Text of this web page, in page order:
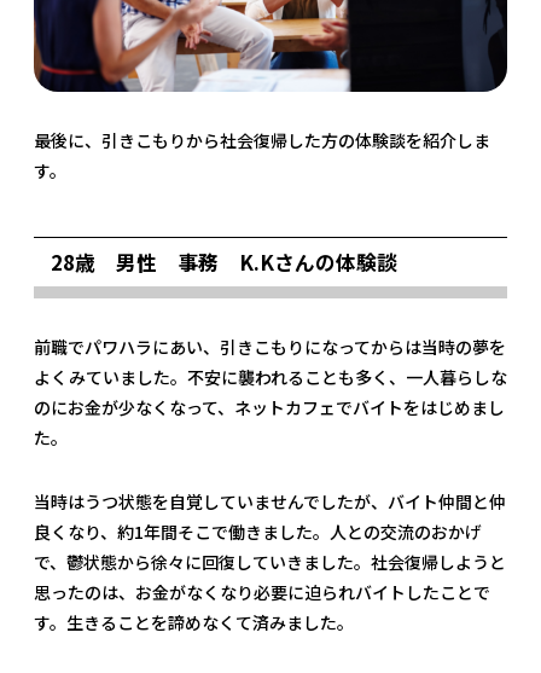
最後に、引きこもりから社会復帰した方の体験談を紹介しま
す。
28歳 男性 事務 K.Kさんの体験談
前職でパワハラにあい、引きこもりになってからは当時の夢を
よくみていました。不安に襲われることも多く、一人暮らしな
のにお金が少なくなって、ネットカフェでバイトをはじめまし
た。
当時はうつ状態を自覚していませんでしたが、バイト仲間と仲
良くなり、約1年間そこで働きました。人との交流のおかげ
で、鬱状態から徐々に回復していきました。社会復帰しようと
思ったのは、お金がなくなり必要に迫られバイトしたことで
す。生きることを諦めなくて済みました。